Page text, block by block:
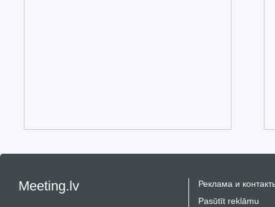
Meeting.lv
Реклама и
Pasūtīt reklāmu